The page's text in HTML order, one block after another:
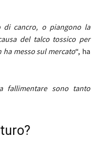
di cancro, o piangono la
del talco tossico per
messo sul mercato“, ha
fallimentare sono tanto